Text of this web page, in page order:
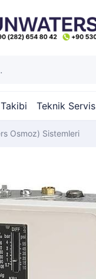
Teknik Servis
Osmoz) Sistemleri